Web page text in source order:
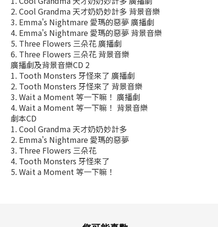
2. Cool Grandma 天才奶奶妙計多 背景音樂
3. Emma's Nightmare 愛瑪的惡夢 廣播劇
4. Emma's Nightmare 愛瑪的惡夢 背景音樂
5. Three Flowers 三朵花 廣播劇
6. Three Flowers 三朵花 背景音樂
廣播劇及背景音樂CD 2
1. Tooth Monsters 牙怪來了 廣播劇
2. Tooth Monsters 牙怪來了 背景音樂
3. Wait a Moment 等一下嘛！ 廣播劇
4. Wait a Moment 等一下嘛！ 背景音樂
劇本CD
1. Cool Grandma 天才奶奶妙計多
2. Emma's Nightmare 愛瑪的惡夢
3. Three Flowers 三朵花
4. Tooth Monsters 牙怪來了
5. Wait a Moment 等一下嘛！